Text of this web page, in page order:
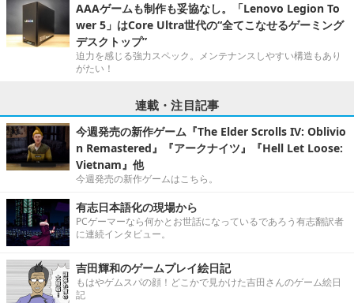
AAAゲームも制作も妥協なし。「Lenovo Legion To
wer 5」はCore Ultra世代の“全てこなせるゲーミング
デスクトップ”
迫力を感じる強力スペック。メンテナンスしやすい構造もあり
がたい！
連載・注目記事
今週発売の新作ゲーム『The Elder Scrolls IV: Oblivio
n Remastered』『アークナイツ』『Hell Let Loose:
Vietnam』他
今週発売の新作ゲームはこちら。
有志日本語化の現場から
PCゲーマーなら何かとお世話になっているであろう有志翻訳者
に連続インタビュー。
吉田輝和のゲームプレイ絵日記
もはやゲムスパの顔！どこかで見かけた吉田さんのゲーム絵日
記